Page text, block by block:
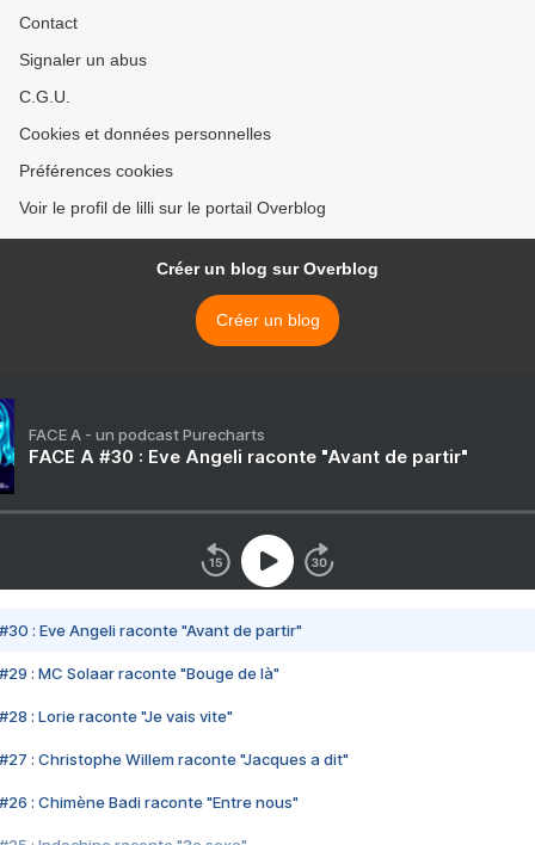
Contact
Signaler un abus
C.G.U.
Cookies et données personnelles
Préférences cookies
Voir le profil de lilli sur le portail Overblog
Créer un blog sur Overblog
Créer un blog
FACE A - un podcast Purecharts
FACE A #30 : Eve Angeli raconte "Avant de partir"
#30 : Eve Angeli raconte "Avant de partir"
#29 : MC Solaar raconte "Bouge de là"
#28 : Lorie raconte "Je vais vite"
#27 : Christophe Willem raconte "Jacques a dit"
#26 : Chimène Badi raconte "Entre nous"